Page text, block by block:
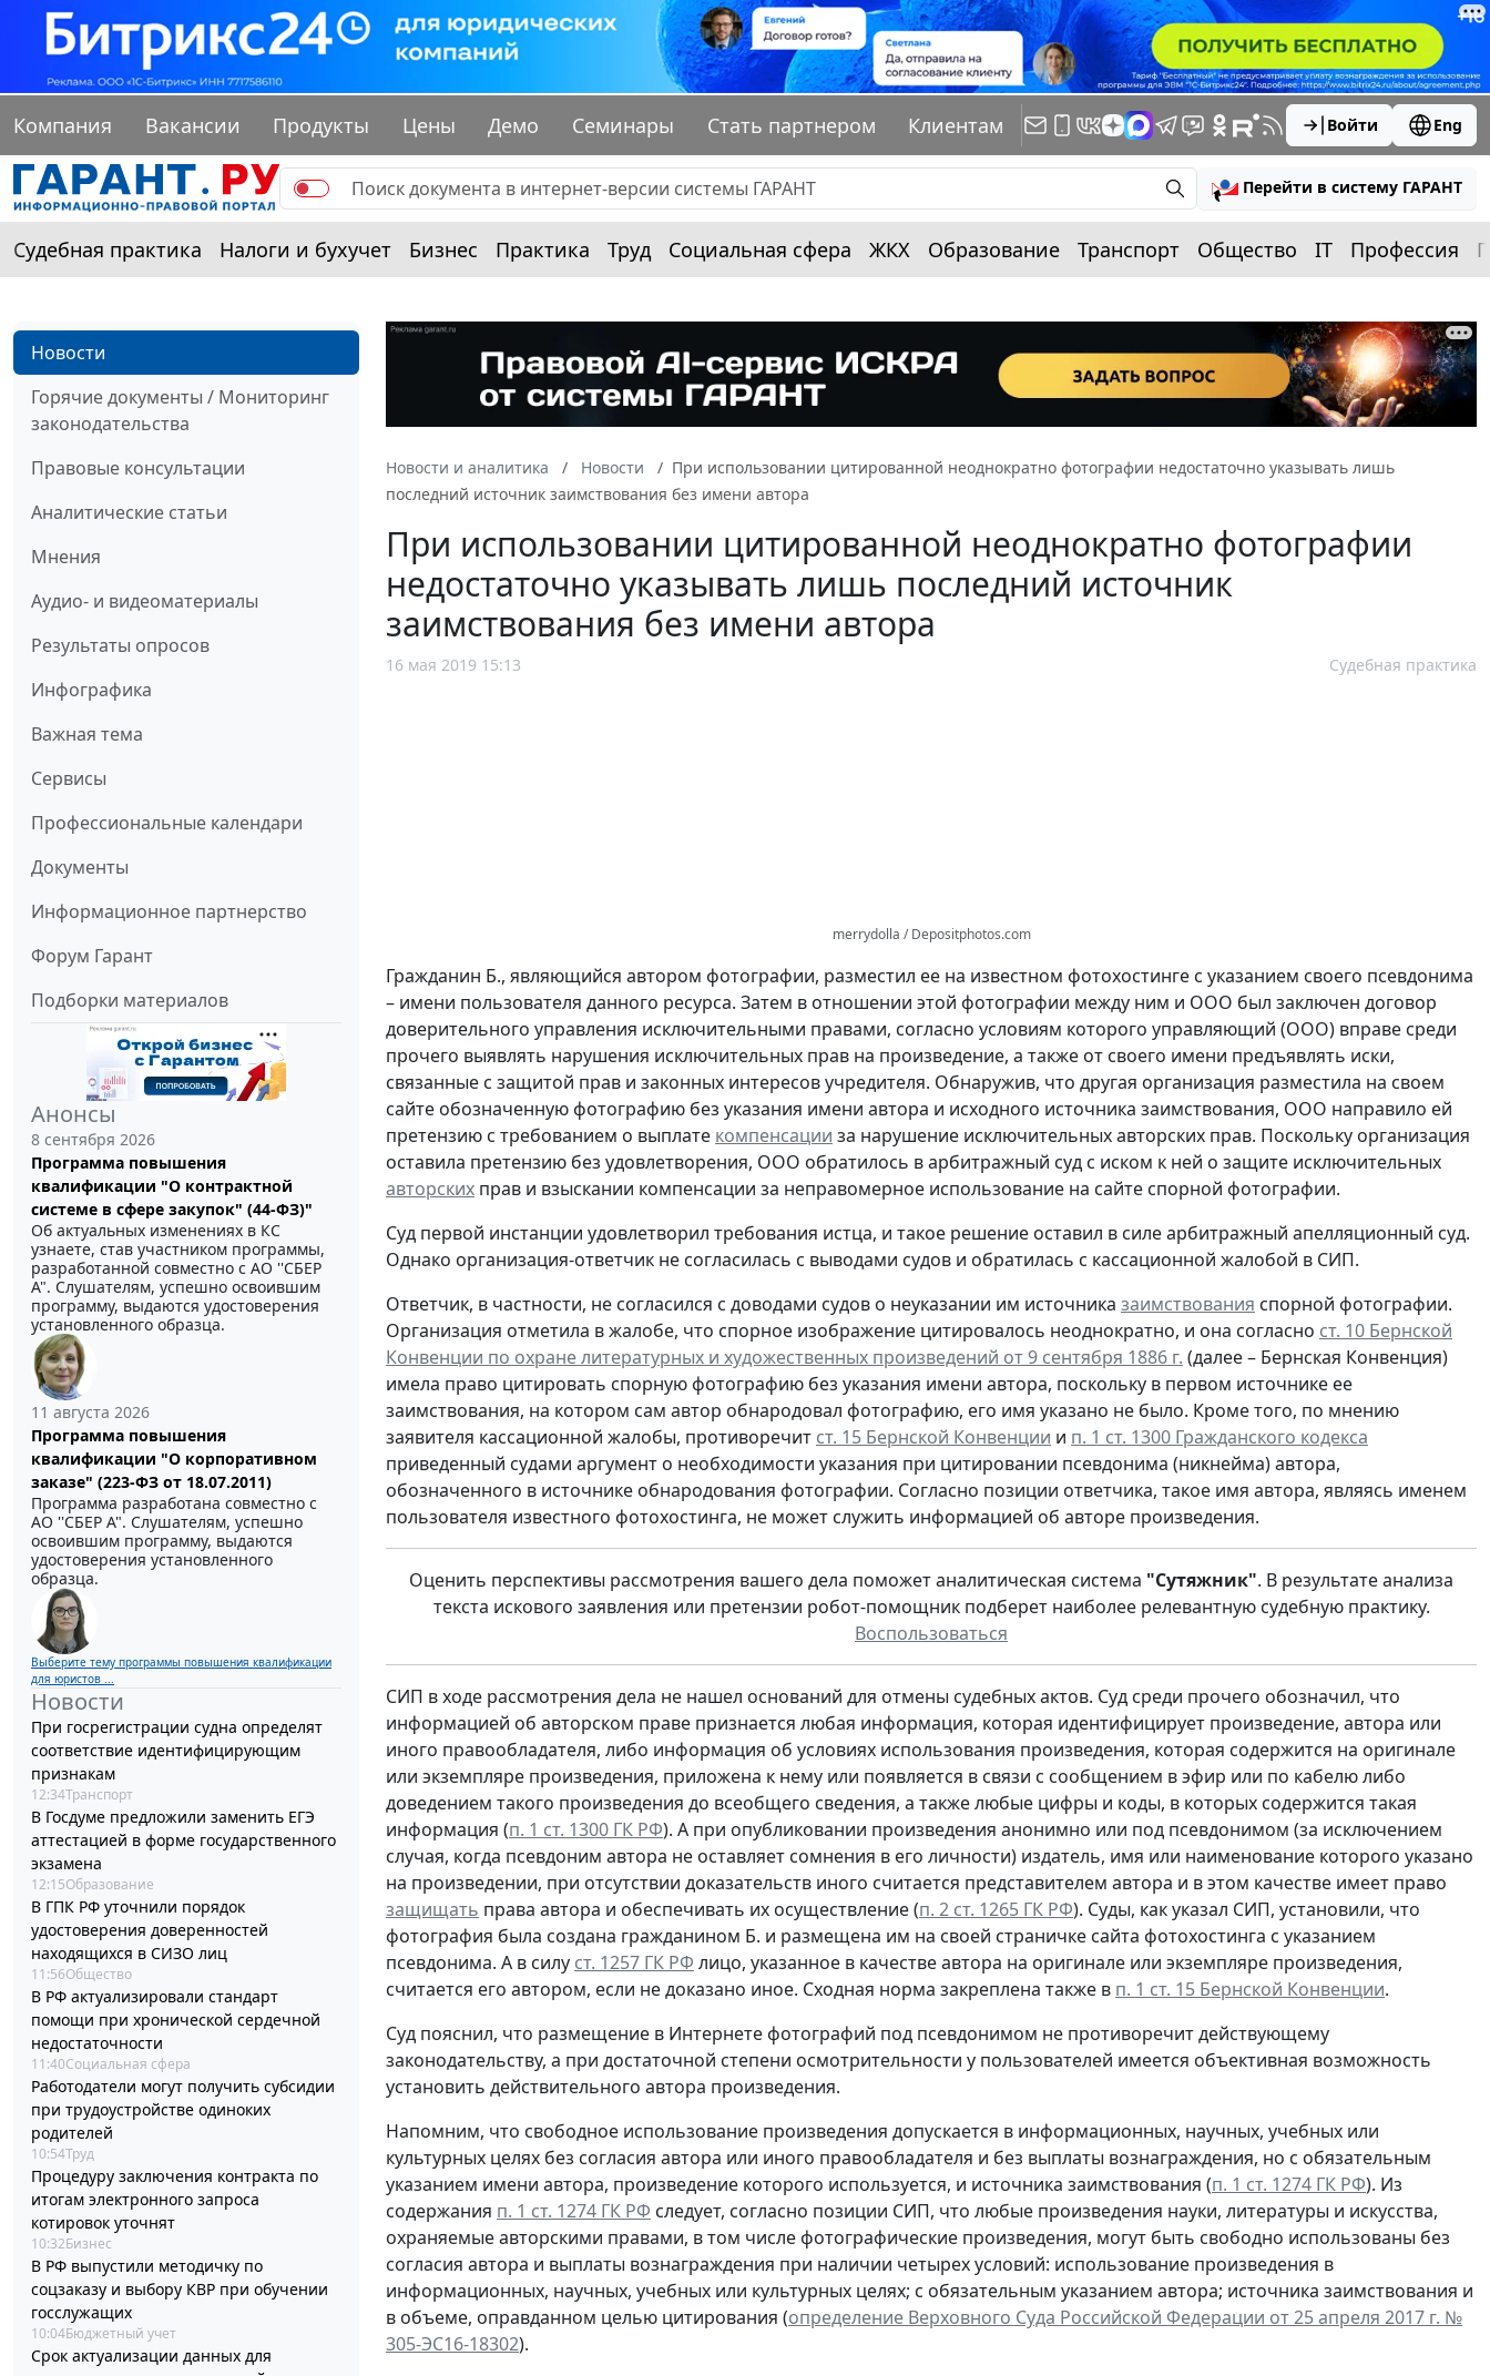
Компания Вакансии Продукты Цены Демо Семинары Стать партнером Клиентам Войти Eng
Перейти в систему ГАРАНТ
Судебная практика Налоги и бухучет Бизнес Практика Труд Социальная сфера ЖКХ Образование Транспорт Общество IT Профессия
Новости
Горячие документы / Мониторинг
законодательства
Правовые консультации
Аналитические статьи
Мнения
Аудио- и видеоматериалы
Результаты опросов
Инфографика
Важная тема
Сервисы
Профессиональные календари
Документы
Информационное партнерство
Форум Гарант
Подборки материалов
Анонсы
8 сентября 2026
Программа повышения
квалификации "О контрактной
системе в сфере закупок" (44-ФЗ)"
Об актуальных изменениях в КС
узнаете, став участником программы,
разработанной совместно с АО ''СБЕР
А". Слушателям, успешно освоившим
программу, выдаются удостоверения
установленного образца.
11 августа 2026
Программа повышения
квалификации "О корпоративном
заказе" (223-ФЗ от 18.07.2011)
Программа разработана совместно с
АО ''СБЕР А". Слушателям, успешно
освоившим программу, выдаются
удостоверения установленного
образца.
Выберите тему программы повышения квалификации
для юристов ...
Новости
При госрегистрации судна определят
соответствие идентифицирующим
признакам
12:34Транспорт
В Госдуме предложили заменить ЕГЭ
аттестацией в форме государственного
экзамена
12:15Образование
В ГПК РФ уточнили порядок
удостоверения доверенностей
находящихся в СИЗО лиц
11:56Общество
В РФ актуализировали стандарт
помощи при хронической сердечной
недостаточности
11:40Социальная сфера
Работодатели могут получить субсидии
при трудоустройстве одиноких
родителей
10:54Труд
Процедуру заключения контракта по
итогам электронного запроса
котировок уточнят
10:32Бизнес
В РФ выпустили методичку по
соцзаказу и выбору КВР при обучении
госслужащих
10:04Бюджетный учет
Срок актуализации данных для
Новости и аналитика Новости
При использовании цитированной неоднократно фотографии недостаточно указывать лишь
последний источник заимствования без имени автора
При использовании цитированной неоднократно фотографии
недостаточно указывать лишь последний источник
заимствования без имени автора
16 мая 2019 15:13 Судебная практика
merrydolla / Depositphotos.com
Гражданин Б., являющийся автором фотографии, разместил ее на известном фотохостинге с указанием своего псевдонима
– имени пользователя данного ресурса. Затем в отношении этой фотографии между ним и ООО был заключен договор
доверительного управления исключительными правами, согласно условиям которого управляющий (ООО) вправе среди
прочего выявлять нарушения исключительных прав на произведение, а также от своего имени предъявлять иски,
связанные с защитой прав и законных интересов учредителя. Обнаружив, что другая организация разместила на своем
сайте обозначенную фотографию без указания имени автора и исходного источника заимствования, ООО направило ей
претензию с требованием о выплате компенсации за нарушение исключительных авторских прав. Поскольку организация
оставила претензию без удовлетворения, ООО обратилось в арбитражный суд с иском к ней о защите исключительных
авторских прав и взыскании компенсации за неправомерное использование на сайте спорной фотографии.
Cуд первой инстанции удовлетворил требования истца, и такое решение оставил в силе арбитражный апелляционный суд.
Однако организация-ответчик не согласилась с выводами судов и обратилась с кассационной жалобой в СИП.
Ответчик, в частности, не согласился с доводами судов о неуказании им источника заимствования спорной фотографии.
Организация отметила в жалобе, что спорное изображение цитировалось неоднократно, и она согласно ст. 10 Бернской
Конвенции по охране литературных и художественных произведений от 9 сентября 1886 г. (далее – Бернская Конвенция)
имела право цитировать спорную фотографию без указания имени автора, поскольку в первом источнике ее
заимствования, на котором сам автор обнародовал фотографию, его имя указано не было. Кроме того, по мнению
заявителя кассационной жалобы, противоречит ст. 15 Бернской Конвенции и п. 1 ст. 1300 Гражданского кодекса
приведенный судами аргумент о необходимости указания при цитировании псевдонима (никнейма) автора,
обозначенного в источнике обнародования фотографии. Согласно позиции ответчика, такое имя автора, являясь именем
пользователя известного фотохостинга, не может служить информацией об авторе произведения.
Оценить перспективы рассмотрения вашего дела поможет аналитическая система "Сутяжник". В результате анализа
текста искового заявления или претензии робот-помощник подберет наиболее релевантную судебную практику.
Воспользоваться
СИП в ходе рассмотрения дела не нашел оснований для отмены судебных актов. Суд среди прочего обозначил, что
информацией об авторском праве признается любая информация, которая идентифицирует произведение, автора или
иного правообладателя, либо информация об условиях использования произведения, которая содержится на оригинале
или экземпляре произведения, приложена к нему или появляется в связи с сообщением в эфир или по кабелю либо
доведением такого произведения до всеобщего сведения, а также любые цифры и коды, в которых содержится такая
информация (п. 1 ст. 1300 ГК РФ). А при опубликовании произведения анонимно или под псевдонимом (за исключением
случая, когда псевдоним автора не оставляет сомнения в его личности) издатель, имя или наименование которого указано
на произведении, при отсутствии доказательств иного считается представителем автора и в этом качестве имеет право
защищать права автора и обеспечивать их осуществление (п. 2 ст. 1265 ГК РФ). Суды, как указал СИП, установили, что
фотография была создана гражданином Б. и размещена им на своей страничке сайта фотохостинга с указанием
псевдонима. А в силу ст. 1257 ГК РФ лицо, указанное в качестве автора на оригинале или экземпляре произведения,
считается его автором, если не доказано иное. Сходная норма закреплена также в п. 1 ст. 15 Бернской Конвенции.
Суд пояснил, что размещение в Интернете фотографий под псевдонимом не противоречит действующему
законодательству, а при достаточной степени осмотрительности у пользователей имеется объективная возможность
установить действительного автора произведения.
Напомним, что свободное использование произведения допускается в информационных, научных, учебных или
культурных целях без согласия автора или иного правообладателя и без выплаты вознаграждения, но с обязательным
указанием имени автора, произведение которого используется, и источника заимствования (п. 1 ст. 1274 ГК РФ). Из
содержания п. 1 ст. 1274 ГК РФ следует, согласно позиции СИП, что любые произведения науки, литературы и искусства,
охраняемые авторскими правами, в том числе фотографические произведения, могут быть свободно использованы без
согласия автора и выплаты вознаграждения при наличии четырех условий: использование произведения в
информационных, научных, учебных или культурных целях; с обязательным указанием автора; источника заимствования и
в объеме, оправданном целью цитирования (определение Верховного Суда Российской Федерации от 25 апреля 2017 г. №
305-ЭС16-18302).